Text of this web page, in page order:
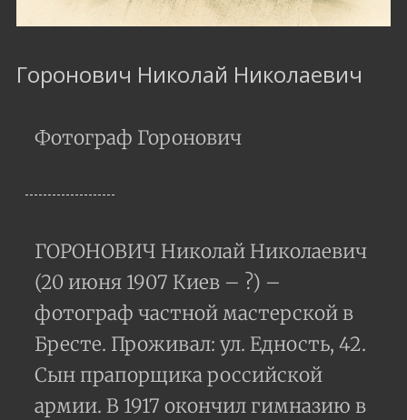
Горонович Николай Николаевич
Фотограф Горонович
ГОРОНОВИЧ Николай Николаевич
(20 июня 1907 Киев – ?) –
фотограф частной мастерской в
Бресте. Проживал: ул. Едность, 42.
Сын прапорщика российской
армии. В 1917 окончил гимназию в